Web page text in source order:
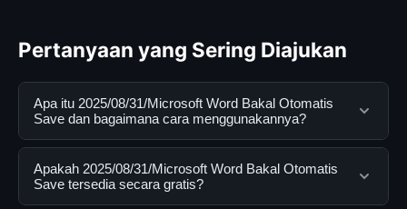
Pertanyaan yang Sering Diajukan
Apa itu 2025/08/31/Microsoft Word Bakal Otomatis
Save dan bagaimana cara menggunakannya?
2025/08/31/Microsoft Word Bakal Otomatis Save
adalah layanan digital yang dirancang untuk membantu
pengguna mendapatkan informasi lengkap dan
Apakah 2025/08/31/Microsoft Word Bakal Otomatis
Save tersedia secara gratis?